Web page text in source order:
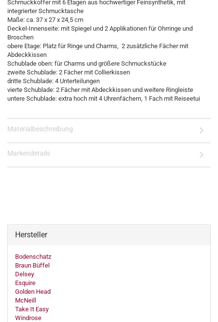
Schmuckkoffer mit 6 Etagen aus hochwertiger Feinsynthetik, mit
integrierter Schmucktasche
Maße: ca. 37 x 27 x 24,5 cm
Deckel-Innenseite: mit Spiegel und 2 Applikationen für Ohrringe und
Broschen
obere Etage: Platz für Ringe und Charms, 2 zusätzliche Fächer mit
Abdeckkissen
Schublade oben: für Charms und größere Schmuckstücke
zweite Schublade: 2 Fächer mit Collierkissen
dritte Schublade: 4 Unterteilungen
vierte Schublade: 2 Fächer mit Abdeckkissen und weitere Ringleiste
untere Schublade: extra hoch mit 4 Uhrenfächern, 1 Fach mit Reiseetui
Materialbeschreibung
Markendetails
Hersteller
Bodenschatz
Braun Büffel
Delsey
Esquire
Golden Head
McNeill
Take It Easy
Windrose